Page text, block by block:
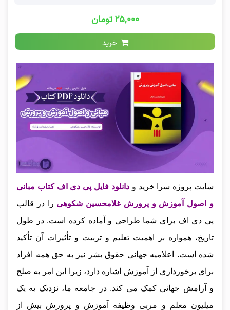
۲۵,۰۰۰ تومان
خرید
سایت پروژه سرا خرید و دانلود فایل پی دی اف کتاب مبانی
و اصول آموزش و پرورش غلامحسین شکوهی را در قالب
پی دی اف برای شما طراحی و آماده کرده است. در طول
تاریخ، همواره بر اهمیت تعلیم و تربیت و تأثیرات آن تأکید
شده است. اعلامیه جهانی حقوق بشر نیز به حق همه افراد
برای برخورداری از آموزش اشاره دارد، زیرا این امر به صلح
و آرامش جهانی کمک می‌ کند. در جامعه ما، نزدیک به یک
میلیون معلم و مربی وظیفه آموزش و پرورش بیش از